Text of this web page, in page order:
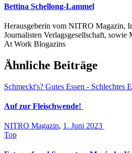
Bettina Schellong-Lammel
Herausgeberin vom NITRO Magazin,
Journalisten Verlagsgesellschaft, sowie
At Work Blogazins
Ähnliche Beiträge
Schmeckt's? Gutes Essen - Schlechtes
Auf zur Fleischwende!
NITRO Magazin, 1. Juni 2023
Top